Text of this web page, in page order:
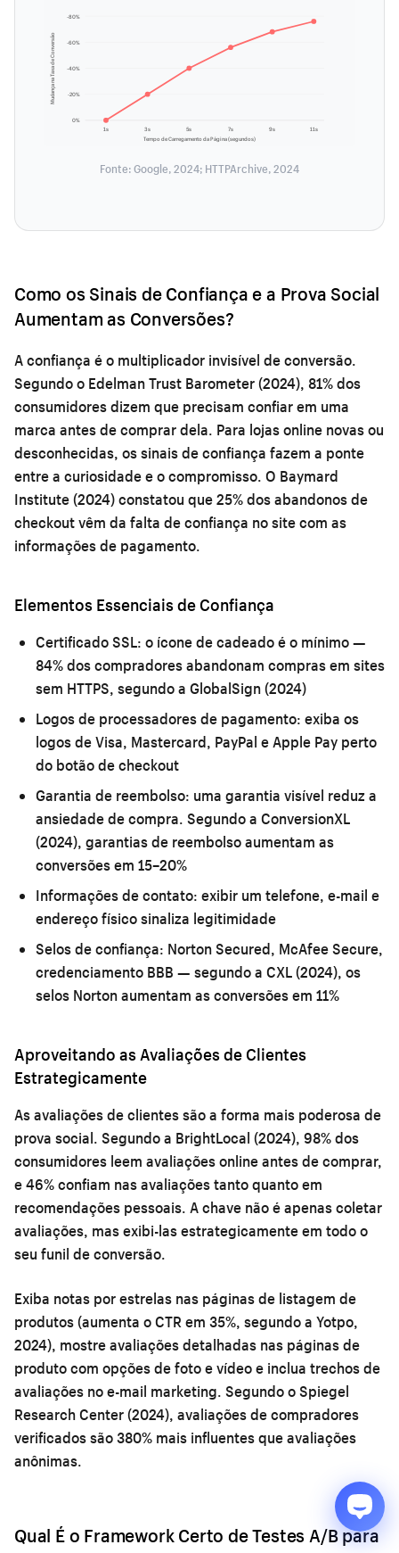
0%
-20%
-40%
-60%
-80%
Mudança na Taxa de Conversão
1s 3s 5s 7s 9s 11s
Tempo de Carregamento da Página (segundos)
Fonte: Google, 2024; HTTPArchive, 2024
Como os Sinais de Confiança e a Prova Social
Aumentam as Conversões?
A confiança é o multiplicador invisível de conversão.
Segundo o Edelman Trust Barometer (2024), 81% dos
consumidores dizem que precisam confiar em uma
marca antes de comprar dela. Para lojas online novas ou
desconhecidas, os sinais de confiança fazem a ponte
entre a curiosidade e o compromisso. O Baymard
Institute (2024) constatou que 25% dos abandonos de
checkout vêm da falta de confiança no site com as
informações de pagamento.
Elementos Essenciais de Confiança
Certificado SSL: o ícone de cadeado é o mínimo —
84% dos compradores abandonam compras em sites
sem HTTPS, segundo a GlobalSign (2024)
Logos de processadores de pagamento: exiba os
logos de Visa, Mastercard, PayPal e Apple Pay perto
do botão de checkout
Garantia de reembolso: uma garantia visível reduz a
ansiedade de compra. Segundo a ConversionXL
(2024), garantias de reembolso aumentam as
conversões em 15–20%
Informações de contato: exibir um telefone, e-mail e
endereço físico sinaliza legitimidade
Selos de confiança: Norton Secured, McAfee Secure,
credenciamento BBB — segundo a CXL (2024), os
selos Norton aumentam as conversões em 11%
Aproveitando as Avaliações de Clientes
Estrategicamente
As avaliações de clientes são a forma mais poderosa de
prova social. Segundo a BrightLocal (2024), 98% dos
consumidores leem avaliações online antes de comprar,
e 46% confiam nas avaliações tanto quanto em
recomendações pessoais. A chave não é apenas coletar
avaliações, mas exibi-las estrategicamente em todo o
seu funil de conversão.
Exiba notas por estrelas nas páginas de listagem de
produtos (aumenta o CTR em 35%, segundo a Yotpo,
2024), mostre avaliações detalhadas nas páginas de
produto com opções de foto e vídeo e inclua trechos de
avaliações no e-mail marketing. Segundo o Spiegel
Research Center (2024), avaliações de compradores
verificados são 380% mais influentes que avaliações
anônimas.
Qual É o Framework Certo de Testes A/B para